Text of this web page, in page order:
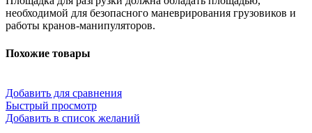
необходимой для безопасного маневрирования грузовиков и
работы кранов-манипуляторов.
Похожие товары
Добавить для сравнения
Быстрый просмотр
Добавить в список желаний